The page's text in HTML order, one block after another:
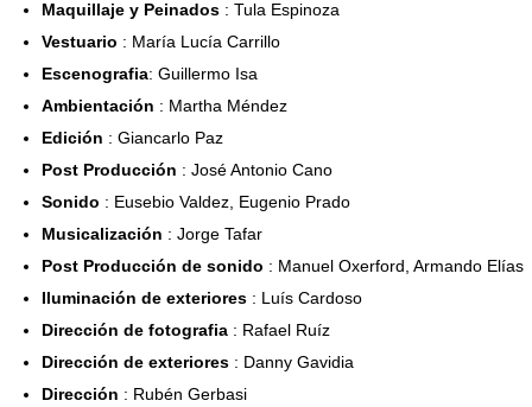
Maquillaje y Peinados : Tula Espinoza
Vestuario : María Lucía Carrillo
Escenografia: Guillermo Isa
Ambientación : Martha Méndez
Edición : Giancarlo Paz
Post Producción : José Antonio Cano
Sonido : Eusebio Valdez, Eugenio Prado
Musicalización : Jorge Tafar
Post Producción de sonido : Manuel Oxerford, Armando Elías
Iluminación de exteriores : Luís Cardoso
Dirección de fotografia : Rafael Ruíz
Dirección de exteriores : Danny Gavidia
Dirección : Rubén Gerbasi